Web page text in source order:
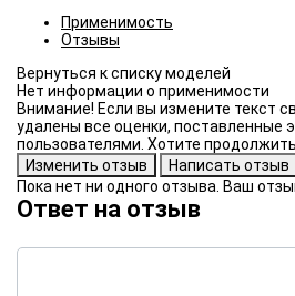
Применимость
Отзывы
Нет информации о применимости
Внимание! Если вы измените текст
удалены все оценки, поставленные
пользователями. Хотите
Пока нет ни одного отзыва. Ваш
Ответ на отзыв